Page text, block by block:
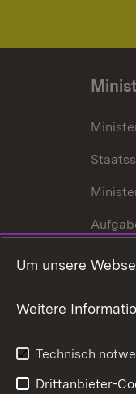
Um unsere
Weitere
Technisch
Drittanbieter-